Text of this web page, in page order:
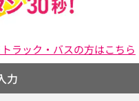
ラック・バスの方はこちら
力